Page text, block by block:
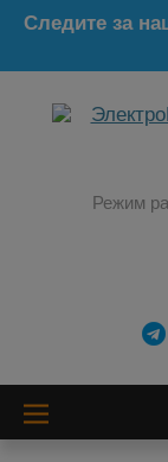
Следите за
Режим